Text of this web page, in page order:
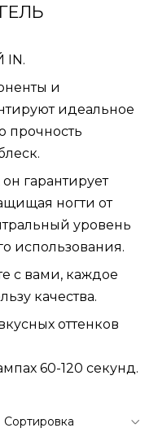
и
идеальное
прочность
гарантирует
ногти от
уровень
использования.
с вами, каждое
качества.
оттенков
60-120 секунд.